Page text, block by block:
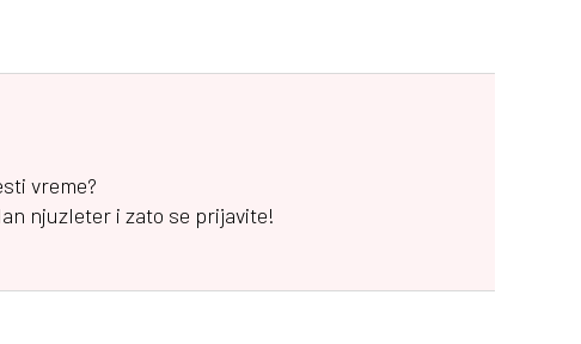
vreme?
njuzleter i zato se prijavite!